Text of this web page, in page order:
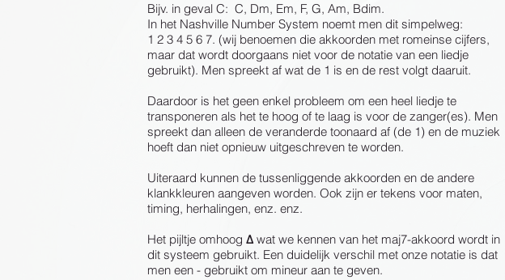
Bijv. in geval C: C, Dm, Em, F, G, Am, Bdim.
In het Nashville Number System noemt men dit simpelweg:
1 2 3 4 5 6 7. (wij benoemen die akkoorden met romeinse cijfers,
maar dat wordt doorgaans niet voor de notatie van een liedje
gebruikt). Men spreekt af wat de 1 is en de rest volgt daaruit.
Daardoor is het geen enkel probleem om een heel liedje te
transponeren als het te hoog of te laag is voor de zanger(es). Men
spreekt dan alleen de veranderde toonaard af (de 1) en de muziek
hoeft dan niet opnieuw uitgeschreven te worden.
Uiteraard kunnen de tussenliggende akkoorden en de andere
klankkleuren aangeven worden. Ook zijn er tekens voor maten,
timing, herhalingen, enz. enz.
Het pijltje omhoog Δwat we kennen van het maj7-akkoord wordt in
dit systeem gebruikt. Een duidelijk verschil met onze notatie is dat
men een - gebruikt om mineur aan te geven.